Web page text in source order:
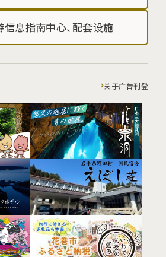
息指南中心、配套设施
关于广告刊登